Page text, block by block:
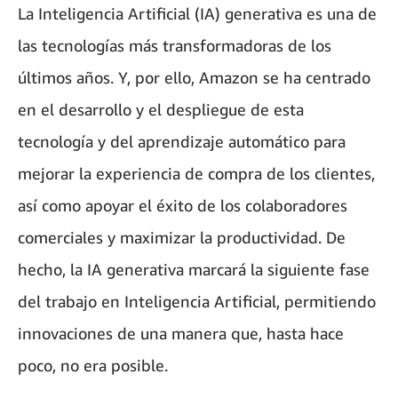
La Inteligencia Artificial (IA) generativa es una de
las tecnologías más transformadoras de los
últimos años. Y, por ello, Amazon se ha centrado
en el desarrollo y el despliegue de esta
tecnología y del aprendizaje automático para
mejorar la experiencia de compra de los clientes,
así como apoyar el éxito de los colaboradores
comerciales y maximizar la productividad. De
hecho, la IA generativa marcará la siguiente fase
del trabajo en Inteligencia Artificial, permitiendo
innovaciones de una manera que, hasta hace
poco, no era posible.